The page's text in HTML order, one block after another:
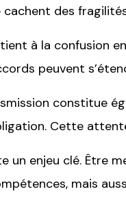
des
à la confusion
peuvent
constitue
Cette
un enjeu clé. Être
mais